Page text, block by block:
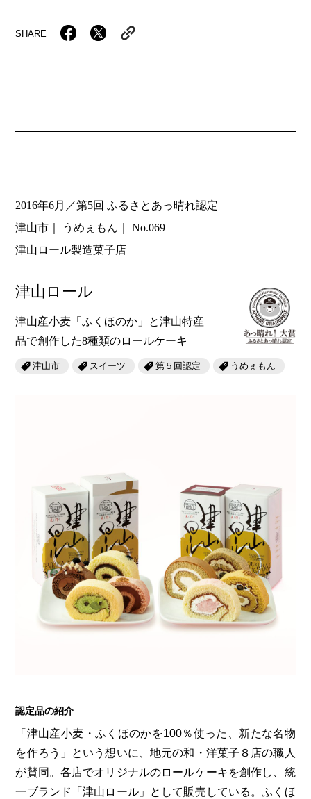
SHARE
2016年6月／第5回 ふるさとあっ晴れ認定
津山市
うめぇもん
No.069
津山ロール製造菓子店
津山ロール
津山産小麦「ふくほのか」と津山特産
品で創作した8種類のロールケーキ
津山市 スイーツ 第５回認定 うめぇもん
認定品の紹介
「津山産小麦・ふくほのかを100％使った、新たな名物
を作ろう」という想いに、地元の和・洋菓子８店の職人
が賛同。各店でオリジナルのロールケーキを創作し、統
一ブランド「津山ロール」として販売している。ふくほ